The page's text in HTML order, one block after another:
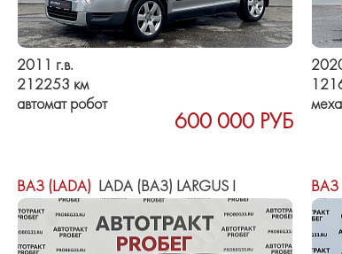
2011 г.в.
212253 км
автомат робот
600 000 РУБ
ВАЗ (LADA) LADA (ВАЗ) LARGUS I ВАЗ